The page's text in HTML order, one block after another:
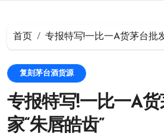
首页 专报特写!一比一A货茅台批
复刻茅台酒货源
专报特写!一比一A
家“朱唇皓齿”